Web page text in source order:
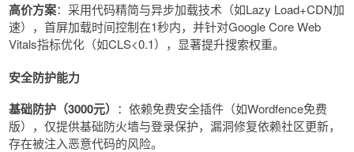
高价方案：采用代码精简与异步加载技术（如Lazy Load+CDN加
速），首屏加载时间控制在1秒内，并针对Google Core Web
Vitals指标优化（如CLS<0.1），显著提升搜索权重。
安全防护能力
基础防护（3000元） ：依赖免费安全插件（如Wordfence免费
版），仅提供基础防火墙与登录保护，漏洞修复依赖社区更新，
存在被注入恶意代码的风险。